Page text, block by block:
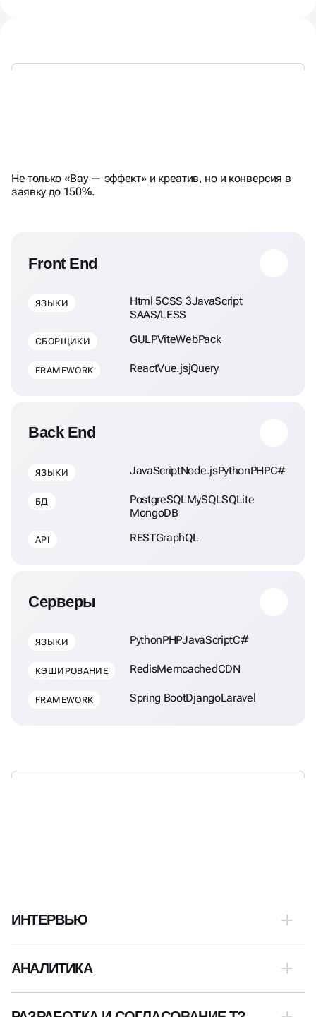
РЕЗУЛЬТАТА
Не только «Вау — эффект» и креатив, но и конверсия в
заявку до 150%.
Front End
ЯЗЫКИ Html 5CSS 3JavaScript
SAAS/LESS
СБОРЩИКИ GULPViteWebPack
FRAMEWORK ReactVue.jsjQuery
Back End
ЯЗЫКИ JavaScriptNode.jsPythonPHPC#
БД PostgreSQLMySQLSQLite
MongoDB
API RESTGraphQL
Серверы
ЯЗЫКИ PythonPHPJavaScriptC#
КЭШИРОВАНИЕ RedisMemcachedCDN
FRAMEWORK Spring BootDjangoLaravel
ИНТЕРВЬЮ
АНАЛИТИКА